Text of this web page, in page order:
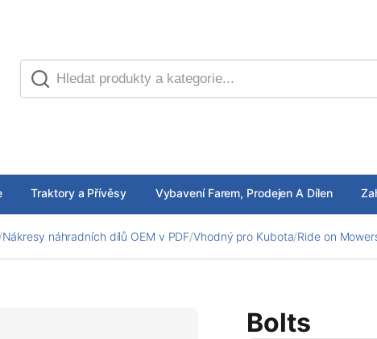
Traktory a Přívěsy Vybavení Farem, Prodejen A Dílen
/Nákresy náhradních dílů OEM v PDF/Vhodný pro Kubota/Ride on
Bolts